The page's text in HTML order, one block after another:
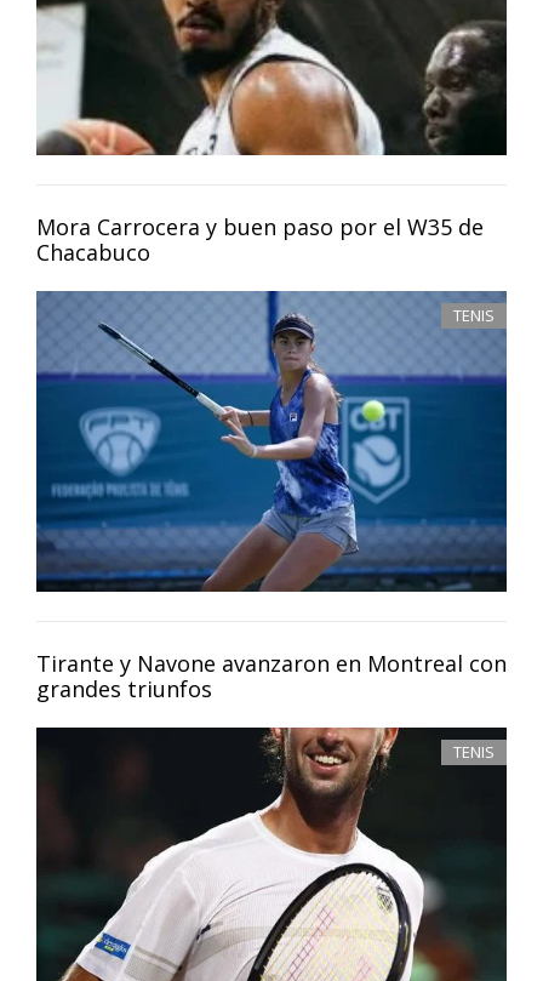
Mora Carrocera y buen paso por el W35 de
Chacabuco
TENIS
Tirante y Navone avanzaron en Montreal con
grandes triunfos
TENIS